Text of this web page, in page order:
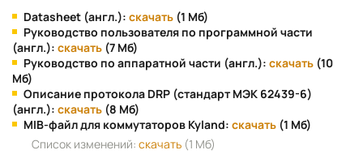
Datasheet (англ.): скачать (1 Мб)
Руководство пользователя по программной части
(англ.): скачать (7 Мб)
Руководство по аппаратной части (англ.): скачать (10
Мб)
Описание протокола DRP (стандарт МЭК 62439-6)
(англ.): скачать (8 Мб)
MIB-файл для коммутаторов Kyland: скачать (1 Мб)
Список изменений: скачать (1 Мб)